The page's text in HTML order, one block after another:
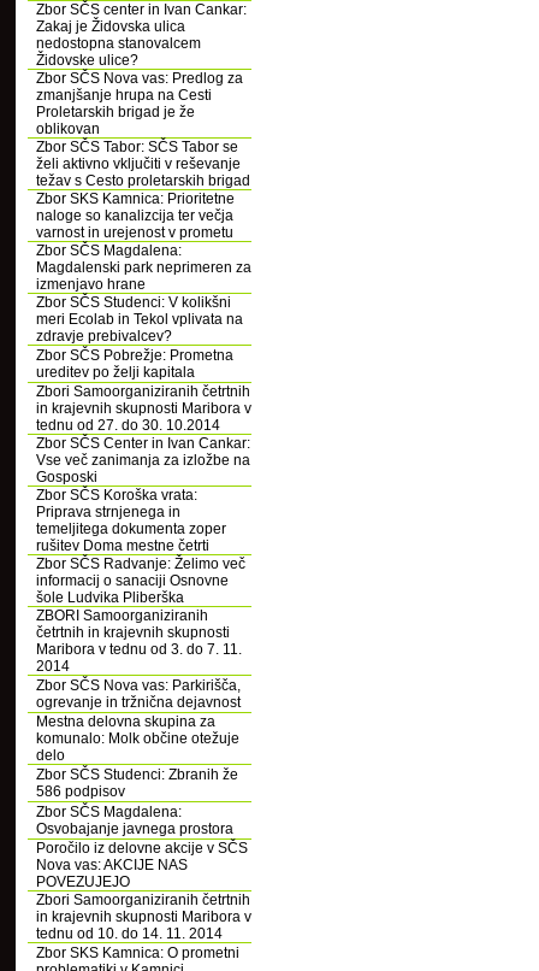
Zbor SČS center in Ivan Cankar:
Zakaj je Židovska ulica
nedostopna stanovalcem
Židovske ulice?
Zbor SČS Nova vas: Predlog za
zmanjšanje hrupa na Cesti
Proletarskih brigad je že
oblikovan
Zbor SČS Tabor: SČS Tabor se
želi aktivno vključiti v reševanje
težav s Cesto proletarskih brigad
Zbor SKS Kamnica: Prioritetne
naloge so kanalizcija ter večja
varnost in urejenost v prometu
Zbor SČS Magdalena:
Magdalenski park neprimeren za
izmenjavo hrane
Zbor SČS Studenci: V kolikšni
meri Ecolab in Tekol vplivata na
zdravje prebivalcev?
Zbor SČS Pobrežje: Prometna
ureditev po želji kapitala
Zbori Samoorganiziranih četrtnih
in krajevnih skupnosti Maribora v
tednu od 27. do 30. 10.2014
Zbor SČS Center in Ivan Cankar:
Vse več zanimanja za izložbe na
Gosposki
Zbor SČS Koroška vrata:
Priprava strnjenega in
temeljitega dokumenta zoper
rušitev Doma mestne četrti
Zbor SČS Radvanje: Želimo več
informacij o sanaciji Osnovne
šole Ludvika Pliberška
ZBORI Samoorganiziranih
četrtnih in krajevnih skupnosti
Maribora v tednu od 3. do 7. 11.
2014
Zbor SČS Nova vas: Parkirišča,
ogrevanje in tržnična dejavnost
Mestna delovna skupina za
komunalo: Molk občine otežuje
delo
Zbor SČS Studenci: Zbranih že
586 podpisov
Zbor SČS Magdalena:
Osvobajanje javnega prostora
Poročilo iz delovne akcije v SČS
Nova vas: AKCIJE NAS
POVEZUJEJO
Zbori Samoorganiziranih četrtnih
in krajevnih skupnosti Maribora v
tednu od 10. do 14. 11. 2014
Zbor SKS Kamnica: O prometni